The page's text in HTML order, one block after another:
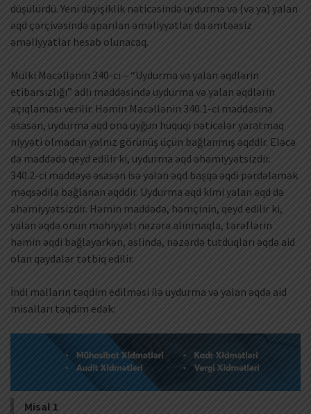
düşülürdü. Yeni dəyişiklik nəticəsində uydurma və (və ya) yalan
əqd çərçivəsində aparılan əməliyyatlar da əmtəəsiz
əməliyyatlar hesab olunacaq.
Mülki Məcəllənin 340-cı – “Uydurma və yalan əqdlərin
etibarsızlığı” adlı maddəsində uydurma və yalan əqdlərin
açıqlaması verilir. Həmin Məcəllənin 340.1-ci maddəsinə
əsasən, uydurma əqd ona uyğun hüquqi nəticələr yaratmaq
niyyəti olmadan yalnız görünüş üçün bağlanmış əqddir. Eləcə
də maddədə qeyd edilir ki, uydurma əqd əhəmiyyətsizdir.
340.2-ci maddəyə əsasən isə yalan əqd başqa əqdi pərdələmək
məqsədilə bağlanan əqddir. Uydurma əqd kimi yalan əqd də
əhəmiyyətsizdir. Həmin maddədə, həmçinin, qeyd edilir ki,
yalan əqdə onun mahiyyəti nəzərə alınmaqla, tərəflərin
həmin əqdi bağlayarkən, əslində, nəzərdə tutduqları əqdə aid
olan qaydalar tətbiq edilir.
İndi malların təqdim edilməsi ilə uydurma və yalan əqdə aid
misalları təqdim edək:
Misal 1